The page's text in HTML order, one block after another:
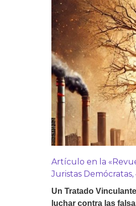
Artículo en la
Juristas
Un Tratado
luchar contra las